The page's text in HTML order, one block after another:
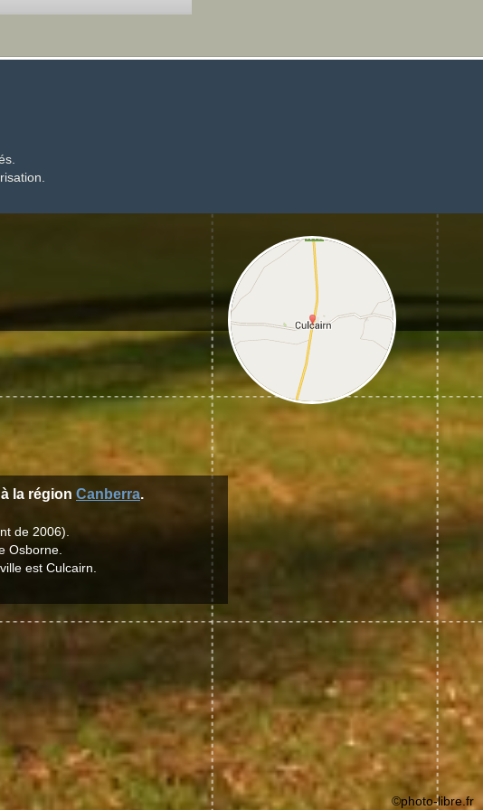
la région Canberra.
de 2006).
Osborne.
est Culcairn.
©photo-libre.fr